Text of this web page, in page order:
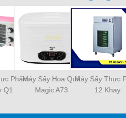
Phẩm
Q1
Máy Sấy Hoa Quả
Magic A73
Máy Sấy Thực
12 Khay